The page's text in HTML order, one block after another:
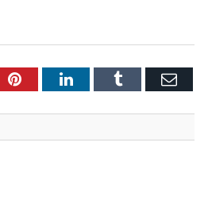
PinterestLinkedInTumblr Email